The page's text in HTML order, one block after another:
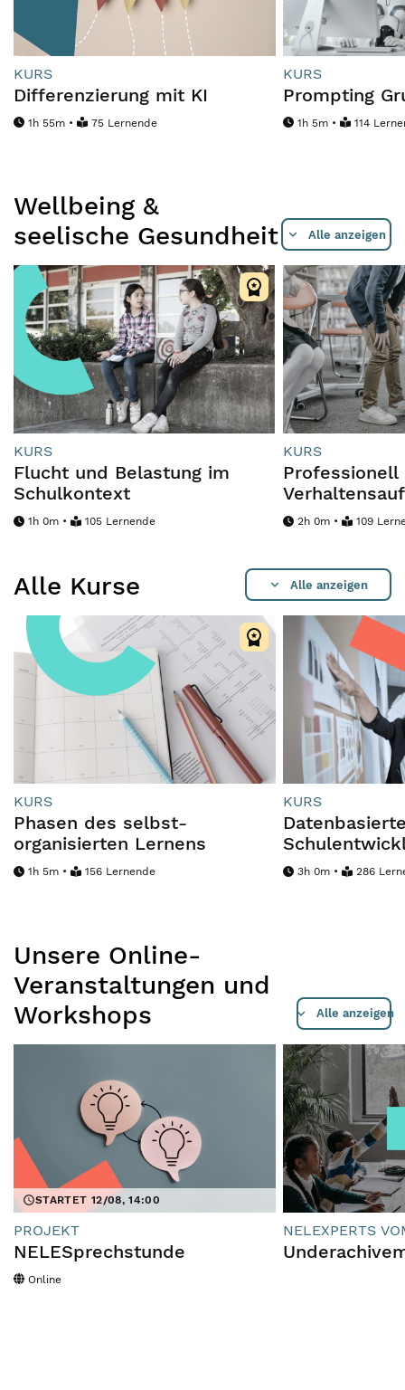
KURS
Differenzierung mit KI
1h 55m • 75 Lernende
KURS
Prompting
1h 5m • 114
Wellbeing &
seelische Gesundheit
Alle anzeigen
KURS
Flucht und Belastung im
Schulkontext
1h 0m • 105 Lernende
KURS
2h 0m • 109
Alle Kurse Alle anzeigen
KURS
Phasen des selbst-
organisierten Lernens
1h 5m • 156 Lernende
KURS
3h 0m • 286
Unsere Online-
Veranstaltungen und
Workshops
Alle anzeigen
STARTET 12/08, 14:00
PROJEKT
NELESprechstunde
Online
NELEXPERTS